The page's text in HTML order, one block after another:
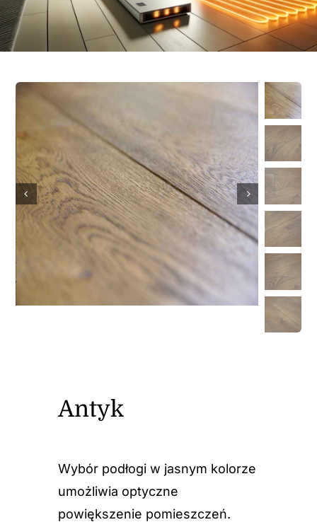
Antyk
Wybór podłogi w jasnym kolorze
umożliwia optyczne
powiększenie pomieszczeń.